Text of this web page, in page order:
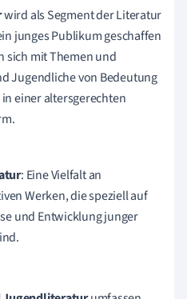
wird als Segment der Literatur
junges Publikum geschaffen
sich mit Themen und
Jugendliche von Bedeutung
einer altersgerechten
: Eine Vielfalt an
Werken, die speziell auf
und Entwicklung junger